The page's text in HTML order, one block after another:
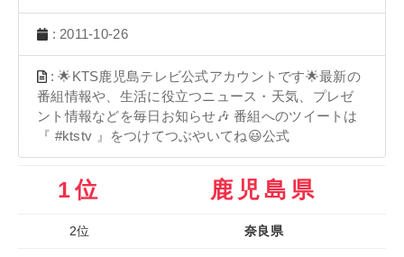
: 2011-10-26
: 🌟KTS鹿児島テレビ公式アカウントです🌟最新の
番組情報や、生活に役立つニュース・天気、プレゼ
ント情報などを毎日お知らせ🎶 番組へのツイートは
『 #ktstv 』をつけてつぶやいてね😃公式
1位 鹿児島県
2位 奈良県